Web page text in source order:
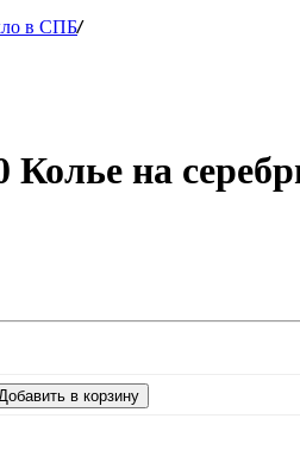
в СПБ/
Колье на